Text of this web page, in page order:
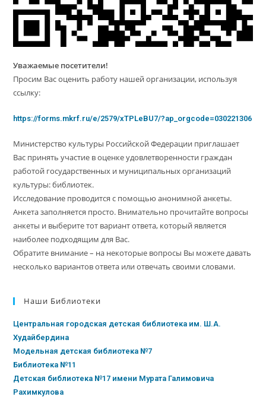
Уважаемые посетители!
Просим Вас оценить работу нашей организации, используя
ссылку:
https://forms.mkrf.ru/e/2579/xTPLeBU7/?ap_orgcode=030221306
Министерство культуры Российской Федерации приглашает
Вас принять участие в оценке удовлетворенности граждан
работой государственных и муниципальных организаций
культуры: библиотек.
Исследование проводится с помощью анонимной анкеты.
Анкета заполняется просто. Внимательно прочитайте вопросы
анкеты и выберите тот вариант ответа, который является
наиболее подходящим для Вас.
Обратите внимание – на некоторые вопросы Вы можете давать
несколько вариантов ответа или отвечать своими словами.
Наши Библиотеки
Центральная городская детская библиотека им. Ш.А.
Худайбердина
Модельная детская библиотека №7
Библиотека №11
Детская библиотека №17 имени Мурата Галимовича
Рахимкулова